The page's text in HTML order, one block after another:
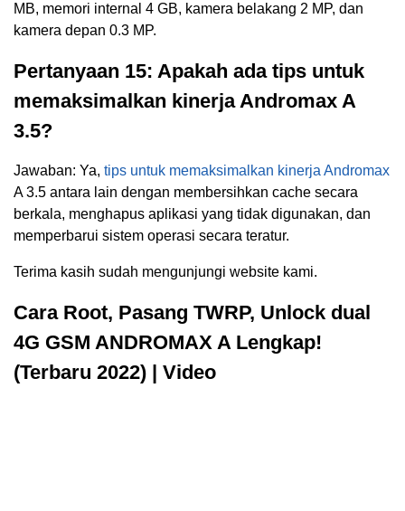
MB, memori internal 4 GB, kamera belakang 2 MP, dan
kamera depan 0.3 MP.
Pertanyaan 15: Apakah ada tips untuk
memaksimalkan kinerja Andromax A
3.5?
Jawaban: Ya, tips untuk memaksimalkan kinerja Andromax
A 3.5 antara lain dengan membersihkan cache secara
berkala, menghapus aplikasi yang tidak digunakan, dan
memperbarui sistem operasi secara teratur.
Terima kasih sudah mengunjungi website kami.
Cara Root, Pasang TWRP, Unlock dual
4G GSM ANDROMAX A Lengkap!
(Terbaru 2022) | Video